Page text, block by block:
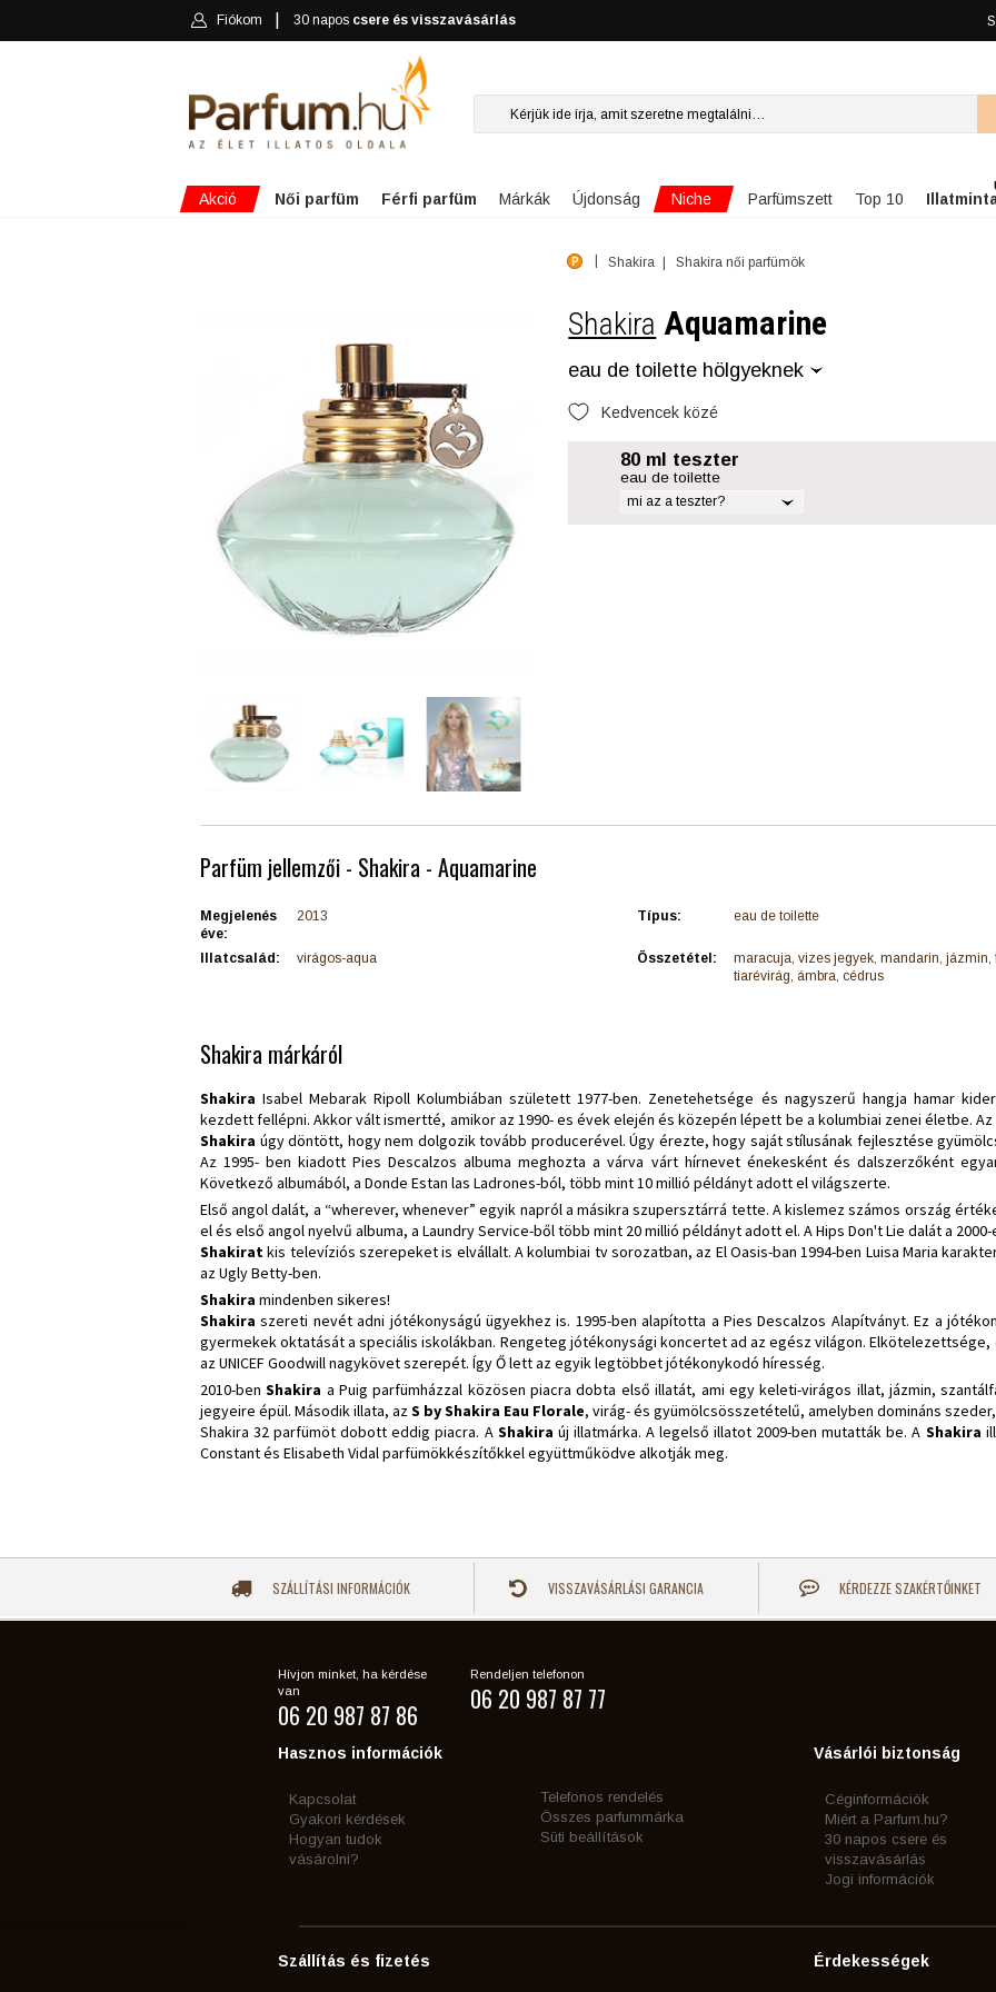
Fiókom 30 napos csere és visszavásárlás
Akció Női parfüm Férfi parfüm Márkák Újdonság Niche Parfümszett Top 10
Shakira Shakira női parfümök
Shakira Aquamarine
eau de toilette hölgyeknek
Kedvencek közé
80 ml teszter
eau de toilette
mi az a teszter?
Parfüm jellemzői - Shakira - Aquamarine
Megjelenés
éve:
2013 Típus: eau de toilette
Illatcsalád: virágos-aqua Összetétel:
maracuja, vizes jegyek, mandarin, jázmin,
tiarévirág, ámbra, cédrus
Shakira márkáról
ShakiraIsabel Mebarak Ripoll Kolumbiában született 1977-ben. Zenetehetsége és nagyszerű hangja hamar
kezdett fellépni. Akkor vált ismertté, amikor az 1990- es évek elején és közepén lépett be a kolumbiai zenei életbe.
Shakira úgy döntött, hogy nem dolgozik tovább producerével. Úgy érezte, hogy saját stílusának fejlesztése
Az 1995- ben kiadott Pies Descalzos albuma meghozta a várva várt hírnevet énekesként és dalszerzőként
Következő albumából, a Donde Estan las Ladrones-ból, több mint 10 millió példányt adott el világszerte.
Első angol dalát, a “wherever, whenever” egyik napról a másikra szupersztárrá tette. A kislemez számos ország
el és első angol nyelvű albuma, a Laundry Service-ből több mint 20 millió példányt adott el. A Hips Don't Lie dalát a
Shakiratkis televíziós szerepeket is elvállalt. A kolumbiai tv sorozatban, az El Oasis-ban 1994-ben Luisa Maria
az Ugly Betty-ben.
Shakira mindenben sikeres!
Shakiraszereti nevét adni jótékonyságú ügyekhez is. 1995-ben alapította a Pies Descalzos Alapítványt. Ez a
gyermekek oktatását a speciális iskolákban. Rengeteg jótékonysági koncertet ad az egész világon.
az UNICEF Goodwill nagykövet szerepét. Így Ő lett az egyik legtöbbet jótékonykodó híresség.
2010-benShakira a Puig parfümházzal közösen piacra dobta első illatát, ami egy keleti-virágos illat, jázmin,
jegyeire épül. Második illata, azS by Shakira Eau Florale, virág- és gyümölcsösszetételű, amelyben domináns
Shakira 32 parfümöt dobott eddig piacra. A Shakira új illatmárka. A legelső illatot 2009-ben mutatták be. A Shakira
Constant és Elisabeth Vidal parfümökkészítőkkel együttműködve alkotják meg.
SZÁLLÍTÁSI INFORMÁCIÓK VISSZAVÁSÁRLÁSI GARANCIA KÉRDEZZE SZAKÉRTŐINKET
Hívjon minket, ha kérdése
van
06 20 987 87 86
Rendeljen telefonon
06 20 987 87 77
Hasznos információk
Kapcsolat
Gyakori kérdések
Hogyan tudok
vásárolni?
Telefonos rendelés
Összes parfummárka
Süti beállítások
Vásárlói biztonság
Céginformációk
Miért a Parfum.hu?
30 napos csere és
visszavásárlás
Jogi információk
Szállítás és fizetés Érdekességek